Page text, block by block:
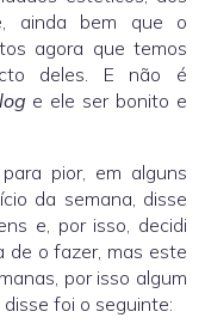
ainda bem que o
agora que temos
deles. E não é
e ele ser bonito e
pior, em alguns
da semana, disse
e, por isso, decidi
de o fazer, mas este
por isso algum
foi o seguinte: